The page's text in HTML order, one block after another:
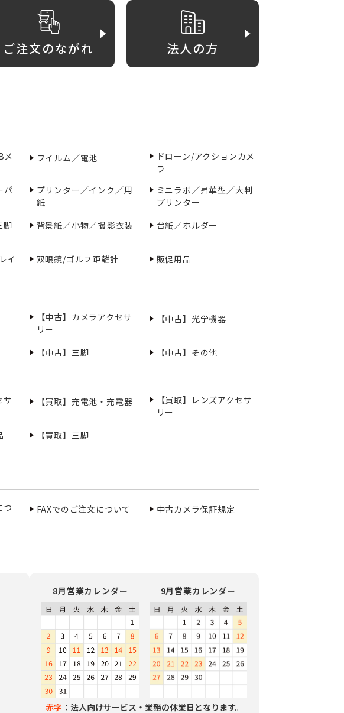
ご注文のながれ 法人の方
メ
フイルム／電池
ドローン/アクションカメ
ラ
パ
プリンター／インク／用
紙
ミニラボ／昇華型／大判
プリンター
脚 背景紙／小物／撮影衣装 台紙／ホルダー
イ 双眼鏡/ゴルフ距離計 販促用品
【中古】カメラアクセサ
リー
【中古】光学機器
【中古】三脚 【中古】その他
サ
【買取】充電池・充電器
【買取】レンズアクセサ
リー
【買取】三脚
つ
FAXでのご注文について 中古カメラ保証規定
8月営業カレンダー 9月営業カレンダー
赤字 ：法人向けサービス・業務の休業日となります。